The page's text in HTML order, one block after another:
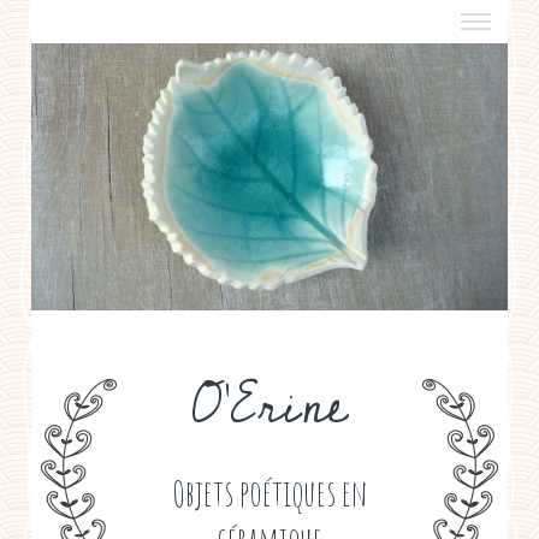
O'Erine
Objets poétiques en
a propos
boutiques de créateurs
contact
politique de confidentialité